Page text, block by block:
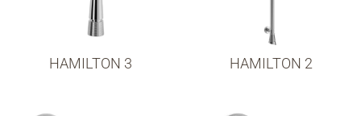
HAMILTON 3 HAMILTON 2